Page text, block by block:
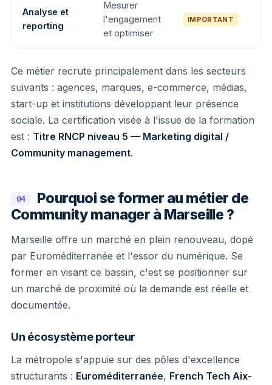
Analyse et
reporting
Mesurer
l'engagement
et optimiser
IMPORTANT
Ce métier recrute principalement dans les secteurs
suivants : agences, marques, e-commerce, médias,
start-up et institutions développant leur présence
sociale. La certification visée à l'issue de la formation
est : Titre RNCP niveau 5 — Marketing digital /
Community management.
04
Pourquoi se former au métier de
Community manager à Marseille ?
Marseille offre un marché en plein renouveau, dopé
par Euroméditerranée et l'essor du numérique. Se
former en visant ce bassin, c'est se positionner sur
un marché de proximité où la demande est réelle et
documentée.
Un écosystème porteur
La métropole s'appuie sur des pôles d'excellence
structurants : Euroméditerranée, French Tech Aix-